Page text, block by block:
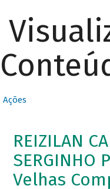
Ações
REIZILAN
SERGINHO
Velhas